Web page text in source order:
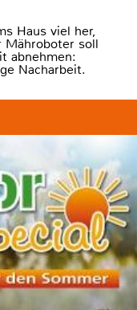
Haus viel her,
Mähroboter soll
abnehmen:
Nacharbeit.